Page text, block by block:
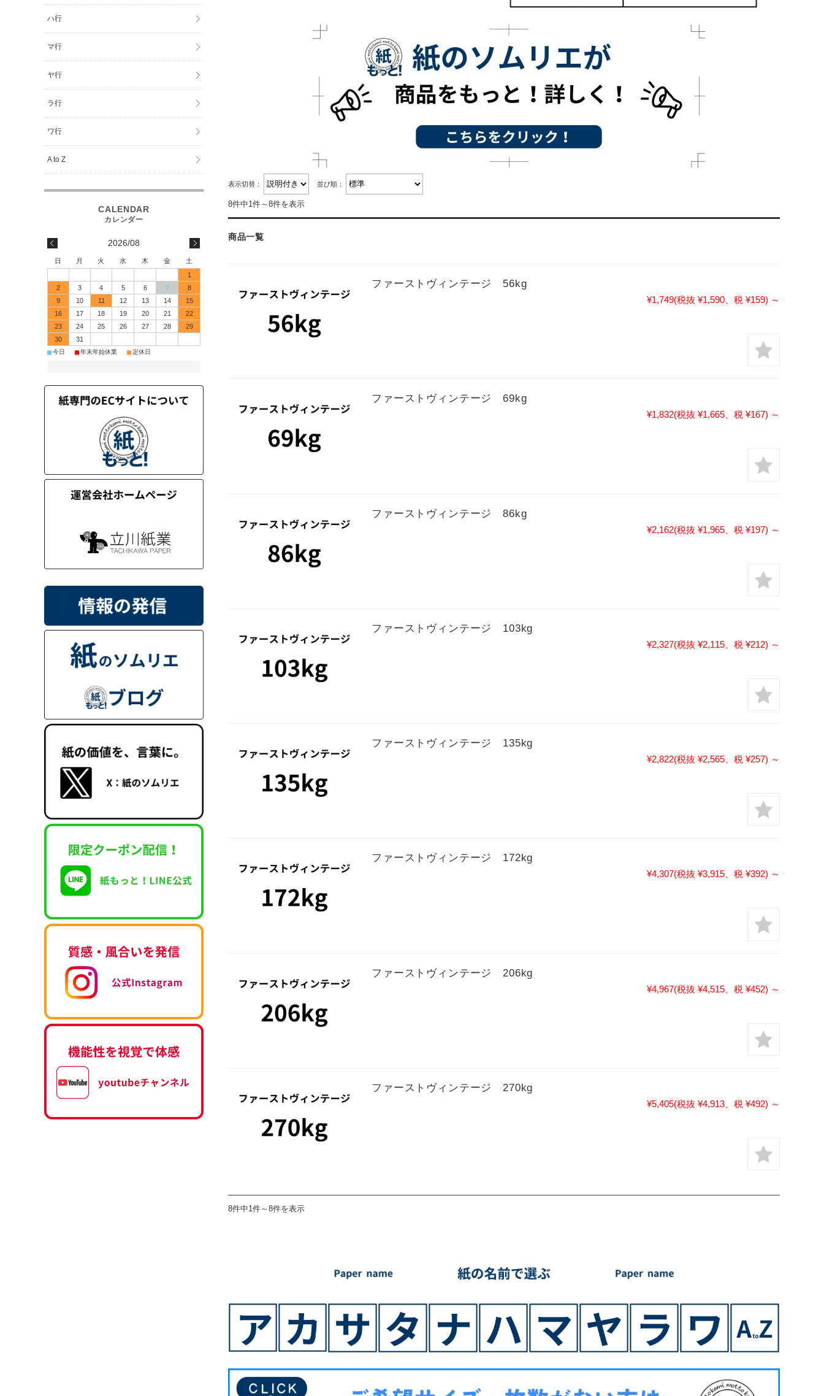
表示切替： 並び順：
8件中1件～8件を表示
商品一覧
ファーストヴィンテージ 56kg
¥1,749(税抜 ¥1,590、税 ¥159) ～
ファーストヴィンテージ 69kg
¥1,832(税抜 ¥1,665、税 ¥167) ～
ファーストヴィンテージ 86kg
¥2,162(税抜 ¥1,965、税 ¥197) ～
ファーストヴィンテージ 103kg
¥2,327(税抜 ¥2,115、税 ¥212) ～
ファーストヴィンテージ 135kg
¥2,822(税抜 ¥2,565、税 ¥257) ～
ファーストヴィンテージ 172kg
¥4,307(税抜 ¥3,915、税 ¥392) ～
ファーストヴィンテージ 206kg
¥4,967(税抜 ¥4,515、税 ¥452) ～
ファーストヴィンテージ 270kg
¥5,405(税抜 ¥4,913、税 ¥492) ～
8件中1件～8件を表示
ハ行
マ行
ヤ行
ラ行
ワ行
A to Z
2026/08
日 月 火 水 木 金
土
1
2
3 4 5 6 7
8
9
10 11 12 13 14
15
16
17 18 19 20 21
22
23
24 25 26 27 28
29
30
31
■今日 ■年末年始休業 ■定休日